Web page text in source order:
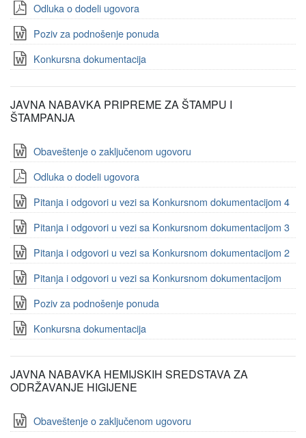
Odluka o dodeli ugovora
Poziv za podnošenje ponuda
Konkursna dokumentacija
JAVNA NABAVKA PRIPREME ZA ŠTAMPU I
ŠTAMPANJA
Obaveštenje o zaključenom ugovoru
Odluka o dodeli ugovora
Pitanja i odgovori u vezi sa Konkursnom dokumentacijom 4
Pitanja i odgovori u vezi sa Konkursnom dokumentacijom 3
Pitanja i odgovori u vezi sa Konkursnom dokumentacijom 2
Pitanja i odgovori u vezi sa Konkursnom dokumentacijom
Poziv za podnošenje ponuda
Konkursna dokumentacija
JAVNA NABAVKA HEMIJSKIH SREDSTAVA ZA
ODRŽAVANJE HIGIJENE
Obaveštenje o zaključenom ugovoru